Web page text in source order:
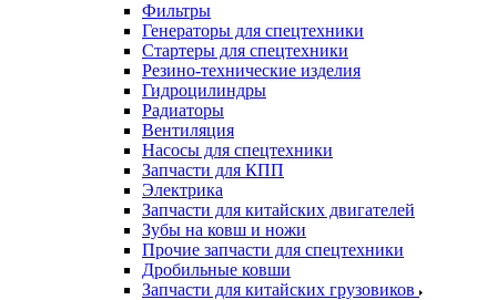
Фильтры
Генераторы для спецтехники
Стартеры для спецтехники
Резино-технические изделия
Гидроцилиндры
Радиаторы
Вентиляция
Насосы для спецтехники
Запчасти для КПП
Электрика
Запчасти для китайских двигателей
Зубы на ковш и ножи
Прочие запчасти для спецтехники
Дробильные ковши
Запчасти для китайских грузовиков